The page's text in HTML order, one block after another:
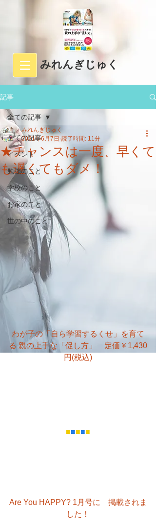
みれんぎじゅく
記事
全ての記事
イベント
勉強のこと
学校のこと
お家のこと
世の中のこと
全ての記事
★チャンスは一度、早くて
も遅くてもダメ！
みれんぎじゅく
2021年6月7日 読了時間: 11分
わが子の「自ら学習するくせ」を育て
る 親の上手な「促し方」　定価￥1,430
円(税込)
■■■■■
Are You HAPPY? 1月号に　掲載されま
した！